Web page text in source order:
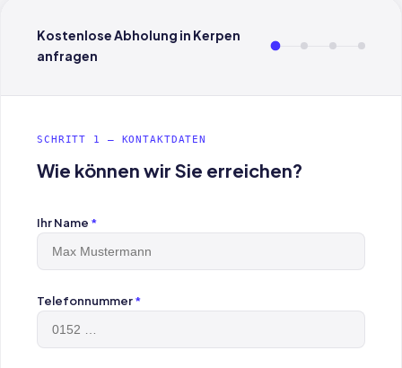
Kostenlose Abholung in Kerpen
anfragen
SCHRITT 1 — KONTAKTDATEN
Wie können wir Sie erreichen?
Ihr Name *
Telefonnummer*